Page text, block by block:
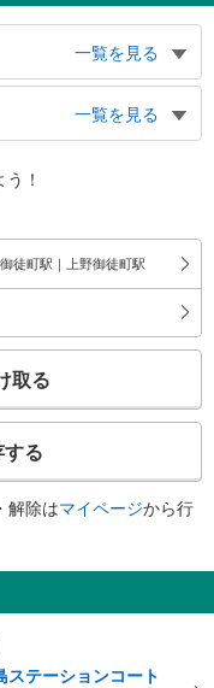
一覧を見る
比谷線（仲御徒町駅）、銀
１・２・３・４・５・６丁
面、中央通り、昭和通り、
神、東京財務事務所、東京
不忍池、上野恩賜公園、相
町駅）、銀座線（上野広小
通り
一覧を見る
！
徒町駅｜上野御徒町駅
取る
る
解除はマイページから行
ステーションコート